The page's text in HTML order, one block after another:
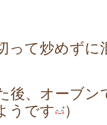
って炒めずに
後、オーブン
うです
）